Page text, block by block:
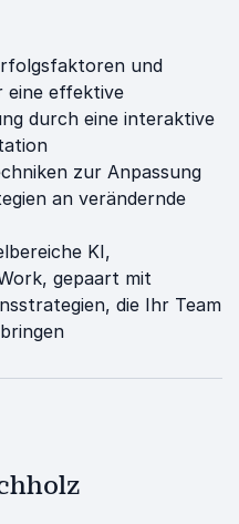
und
eine effektive
durch eine interaktive
zur Anpassung
an verändernde
KI,
gepaart mit
die Ihr Team